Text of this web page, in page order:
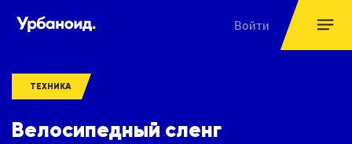
Войти
ТЕХНИКА
Велосипедный сленг